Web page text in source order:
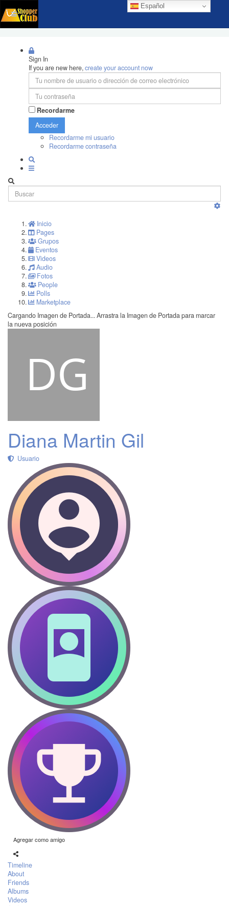
Español
Sign In
If you are new here,create your account now
Recordarme
Acceder
Recordarme mi usuario
Recordarme contraseña
Inicio
Pages
Grupos
Eventos
Videos
Audio
Fotos
People
Polls
Marketplace
Cargando Imagen de Portada... Arrastra la Imagen de Portada para marcar
la nueva posición
Diana Martin Gil
Usuario
Agregar como amigo
Timeline
About
Friends
Albums
Videos